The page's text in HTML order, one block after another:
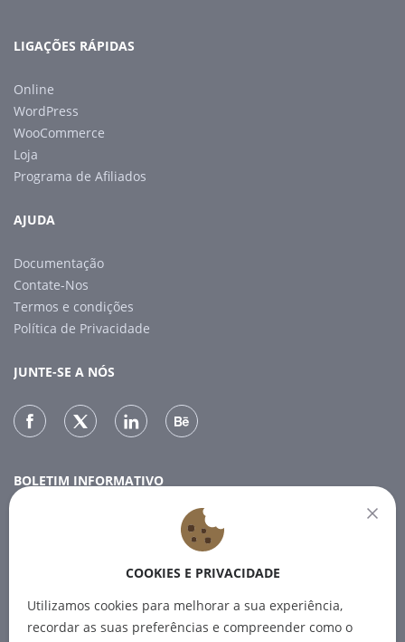
LIGAÇÕES RÁPIDAS
Online
WordPress
WooCommerce
Loja
Programa de Afiliados
AJUDA
Documentação
Contate-Nos
Termos e condições
Política de Privacidade
JUNTE-SE A NÓS
BOLETIM INFORMATIVO
Subscreva a nossa newsletter para receber as últimas
SUBSCREVER
COOKIES E PRIVACIDADE
Utilizamos cookies para melhorar a sua experiência,
recordar as suas preferências e compreender como o